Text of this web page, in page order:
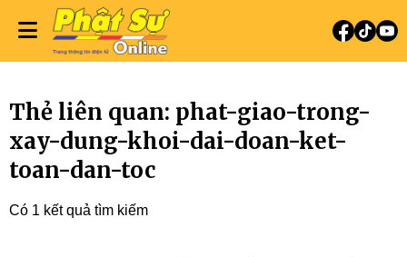
Thẻ liên quan: phat-giao-trong-
xay-dung-khoi-dai-doan-ket-
toan-dan-toc
Có 1 kết quả tìm kiếm